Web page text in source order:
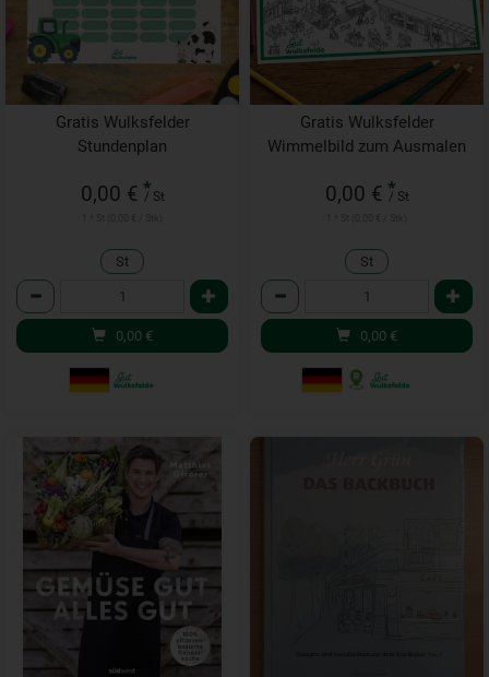
Gratis Wulksfelder
Stundenplan
0,00 € *
/ St
St
Anzahl
0,00 €
Gratis Wulksfelder
Wimmelbild zum Ausmalen
0,00 € *
/ St
St
Anzahl
0,00 €